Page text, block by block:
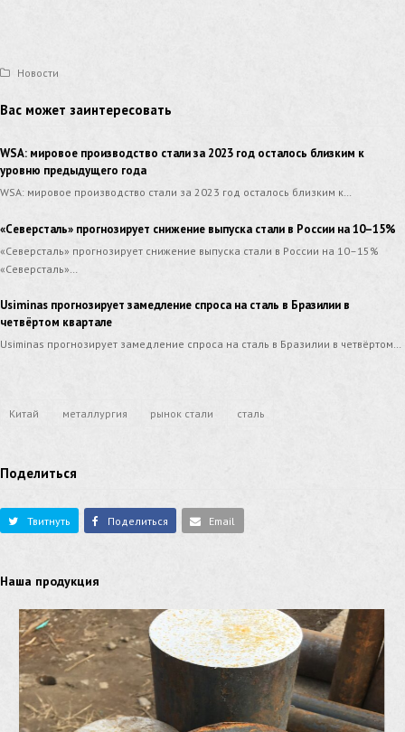
Новости
Вас может заинтересовать
WSA: мировое производство стали за 2023 год осталось близким к
уровню предыдущего года
WSA: мировое производство стали за 2023 год осталось близким к…
«Северсталь» прогнозирует снижение выпуска стали в России на 10–15%
«Северсталь» прогнозирует снижение выпуска стали в России на 10–15%
«Северсталь»…
Usiminas прогнозирует замедление спроса на сталь в Бразилии в
четвёртом квартале
Usiminas прогнозирует замедление спроса на сталь в Бразилии в четвёртом…
Китай металлургия рынок стали сталь
Поделиться
Твитнуть Поделиться Email
Наша продукция